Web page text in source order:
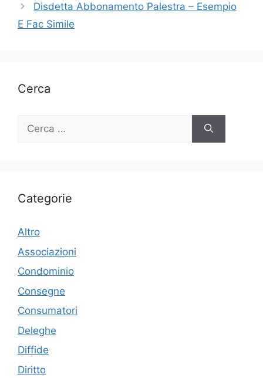
Disdetta Abbonamento Palestra – Esempio
E Fac Simile
Cerca
Ricerca
Categorie
Altro
Associazioni
Condominio
Consegne
Consumatori
Deleghe
Diffide
Diritto